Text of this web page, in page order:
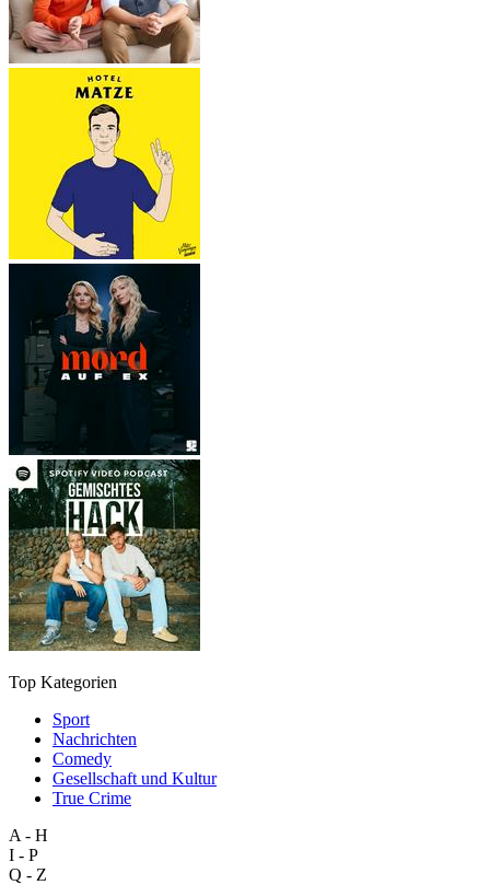
Top Kategorien
Sport
Nachrichten
Comedy
Gesellschaft und Kultur
True Crime
A - H
I - P
Q - Z